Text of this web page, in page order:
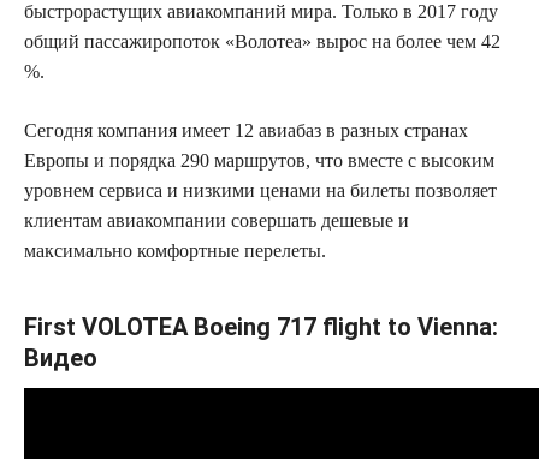
быстрорастущих авиакомпаний мира. Только в 2017 году
общий пассажиропоток «Волотеа» вырос на более чем 42
%.
Сегодня компания имеет 12 авиабаз в разных странах
Европы и порядка 290 маршрутов, что вместе с высоким
уровнем сервиса и низкими ценами на билеты позволяет
клиентам авиакомпании совершать дешевые и
максимально комфортные перелеты.
First VOLOTEA Boeing 717 flight to Vienna:
Видео